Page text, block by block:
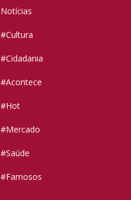
Notícias
#Cultura
#Cidadania
#Acontece
#Hot
#Mercado
#Saúde
#Famosos